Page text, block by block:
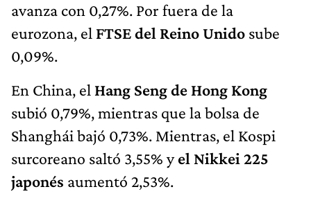
avanza con 0,27%. Por fuera de la
eurozona, el FTSE del Reino Unido sube
0,09%.
En China, el Hang Seng de Hong Kong
subió 0,79%, mientras que la bolsa de
Shanghái bajó 0,73%. Mientras, el Kospi
surcoreano saltó 3,55% yel Nikkei 225
japonés aumentó 2,53%.